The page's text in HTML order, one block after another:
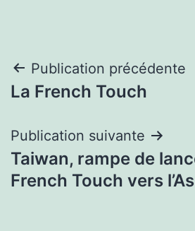
Navigation
de
l’article
Publication précédente
La French Touch
Publication suivante
Taiwan, rampe de
French Touch vers